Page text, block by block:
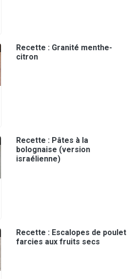
Recette : Granité menthe-
citron
Recette : Pâtes à la
bolognaise (version
israélienne)
Recette : Escalopes de poulet
farcies aux fruits secs